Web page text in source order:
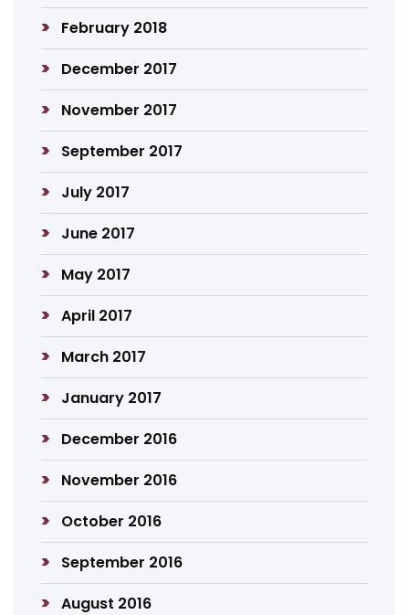
February 2018
December 2017
November 2017
September 2017
July 2017
June 2017
May 2017
April 2017
March 2017
January 2017
December 2016
November 2016
October 2016
September 2016
August 2016